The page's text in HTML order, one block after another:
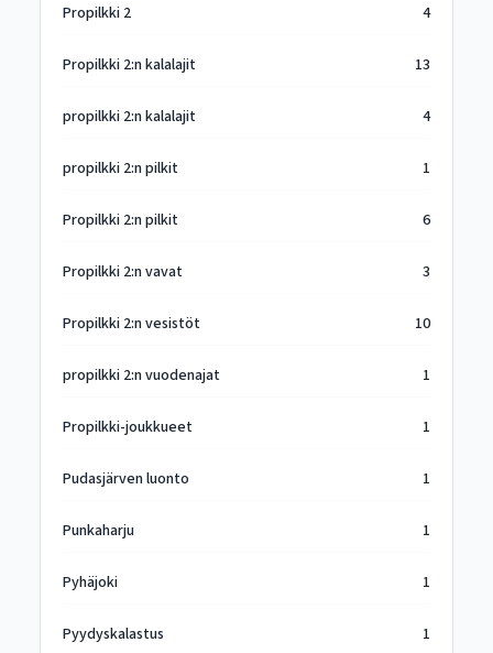
Propilkki 2 4
Propilkki 2:n kalalajit 13
propilkki 2:n kalalajit 4
propilkki 2:n pilkit 1
Propilkki 2:n pilkit 6
Propilkki 2:n vavat 3
Propilkki 2:n vesistöt 10
propilkki 2:n vuodenajat 1
Propilkki-joukkueet 1
Pudasjärven luonto 1
Punkaharju 1
Pyhäjoki 1
Pyydyskalastus 1